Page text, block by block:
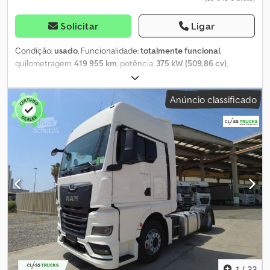
Solicitar Ligar
Condição:usado, Funcionalidade:totalmente funcional,
quilometragem:419 955 km, potência: 375 kW (509,86 cv),
, tipo de combustível:
8 088 kg, configuração de eixo:4x2, distância entre eixos:390
mm, cor: , tipo de engrenagem: automático, classe de
emissão:
, Ano de fabrico: 2023, número de cilindros:6,
cilindrada:12 419 cm³ , posição do volante: esquerdo
Equipamento:direção assistida, histórico completo de
manutenção, Características MAN EfficientCruise 3 Grande
capacidade da cabine com teto alto GX Bateria, 12 V, 210 Ah, 2
unidades, sem manutenção Motor diesel MAN D2676 LFAF, 375 kW
(510 cv) de potência, 2.600 Nm de torque, Euro 6e MAN TipMatic
12.26 DD MAN TipMatic 12.26 DD Assistente de travagem de
emergência avançado (EBA) Conforto do condutor Ar
condicionado, Climatronic Banco do condutor confortável, com
suspensão pneumática, apoio lombar e ajuste dos ombros Banco
do condutor confortável, com suspensão pneumática, apoio
lombar e ajuste dos ombros Cama superior, com estrutura de
Anúncio classificado